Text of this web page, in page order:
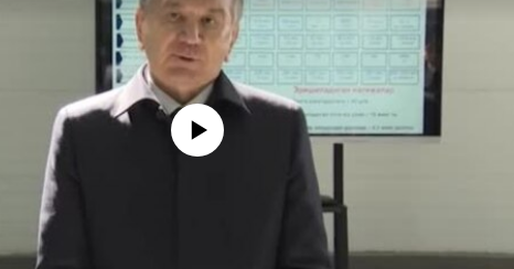
Айни дамда медиа-манба мавжуд эмас